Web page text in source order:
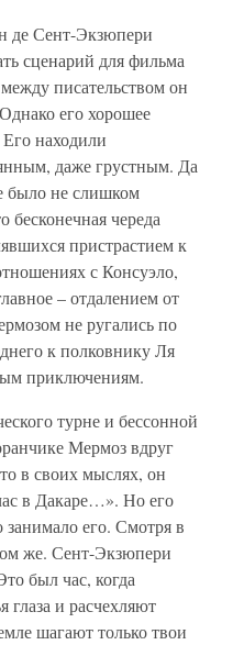
Сент-Экзюпери
сценарий для фильма
писательством он
его хорошее
находили
даже грустным. Да
было не слишком
череда
пристрастием к
с Консуэло,
– отдалением от
не ругались по
к полковнику Ля
приключениям.
турне и бессонной
Мермоз вдруг
в своих мыслях, он
в Дакаре…». Но его
занимало его. Смотря в
же. Сент-Экзюпери
был час, когда
глаза и расчехляют
шагают только твои